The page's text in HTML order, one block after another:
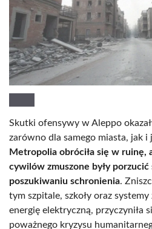
Skutki ofensywy w Aleppo
zarówno dla samego miasta, jak i
Metropolia obróciła się w ruinę,
cywilów zmuszone były
poszukiwaniu schronienia.
tym szpitale, szkoły oraz
energię elektryczną, przyczyniła
poważnego kryzysu